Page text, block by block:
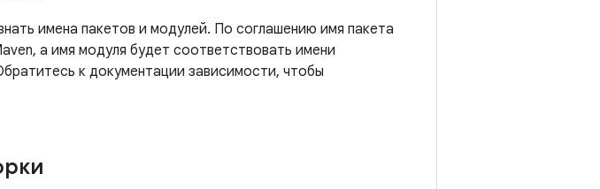
имена пакетов и модулей. По соглашению имя пакета
а имя модуля будет соответствовать имени
к документации зависимости, чтобы